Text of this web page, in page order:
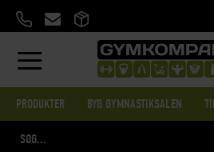
TO
PRODUKTER BYG GYMNASTIKSALEN